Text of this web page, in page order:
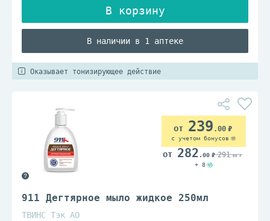
В наличии в 1 аптеке
Оказывает тонизирующее действие
911 Дегтярное мыло жидкое 250мл
ТВИНС Тэк АО
239 .00
с учетом бонусов
282 .00 291.00
+ 8